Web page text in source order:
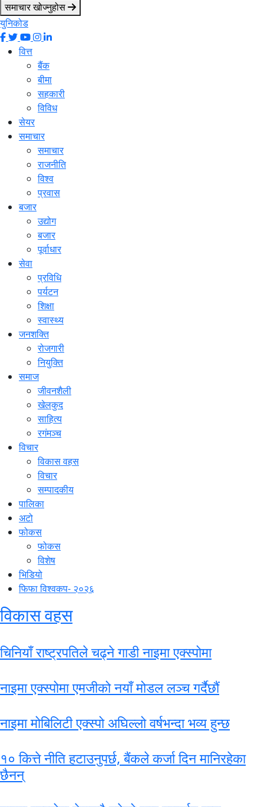
समाचार खोज्नुहोस
युनिकोड
वित्त
बैंक
बीमा
सहकारी
विविध
सेयर
समाचार
समाचार
राजनीति
विश्व
प्रवास
बजार
उद्योग
बजार
पूर्वाधार
सेवा
प्रविधि
पर्यटन
शिक्षा
स्वास्थ्य
जनशक्ति
रोजगारी
नियुक्ति
समाज
जीवनशैली
खेलकुद
साहित्य
रगंमञ्च
विचार
विकास वहस
विचार
सम्पादकीय
पालिका
अटो
फोकस
फोकस
विशेष
भिडियो
फिफा विश्वकप- २०२६
विकास वहस
चिनियाँ राष्ट्रपतिले चढ्ने गाडी नाइमा एक्स्पोमा
नाइमा एक्स्पोमा एमजीको नयाँ मोडल लञ्च गर्दैछौं
नाइमा मोबिलिटी एक्स्पो अघिल्लो वर्षभन्दा भव्य हुन्छ
१० कित्ते नीति हटाउनुपर्छ, बैंकले कर्जा दिन मानिरहेका
छैनन्